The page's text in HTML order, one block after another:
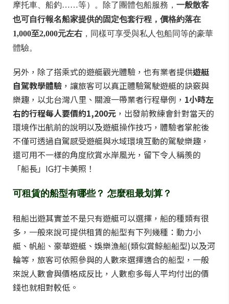
摩托車、船釣……等）。除了團體包船服務， 一般散客
也可自行報名船家提供的固定包套行程，價格約落在
1,000至2,000元左右 ，同樣可享受與私人包船同等的豪華
體驗。
另外，除了搭乘式的遊艇觀光體驗，也有業者提供遊艇
自駕教學體驗 ，讓旅客可以真正體驗駕駛遊艇的訣竅與
樂趣，以北台灣八里、關渡一帶業者行程舉例， 1小時左
右的行程每人要價約1,200元 ，出發前教練會針對當天的
環境作出航前的說明以及遊艇操作技巧，體驗者掌舵後
不僅可透過自駕感受遊艇與水域環境互動的駕駛樂趣，
還可用不一樣的角度欣賞水岸風光，留下令人稱羨的
「船長」IG打卡美照！
可租賃的船型有哪些？ 怎麼租最划算？
租船出遊其實並不是只有遊艇可以選擇，船的種類有很
多，一般來說可提供租賃的船型有下列幾種：動力小
艇、帆船、豪華遊艇、娛樂漁船(類似賞鯨船船型)以及河
輪等，旅客可依照參與的人數來選擇適合的船型，一般
來說人數會與價格成反比，人數愈多每人平均付出的價
錢也就相對較低。